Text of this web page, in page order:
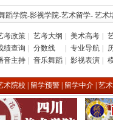
蹈学院-影视学院-艺术留学- 艺术
考政策 艺考大纲 美术高考
绩查询 分数线 专业导航
音主持 音乐舞蹈 影视表演
术院校 留学预警 留学中介 艺